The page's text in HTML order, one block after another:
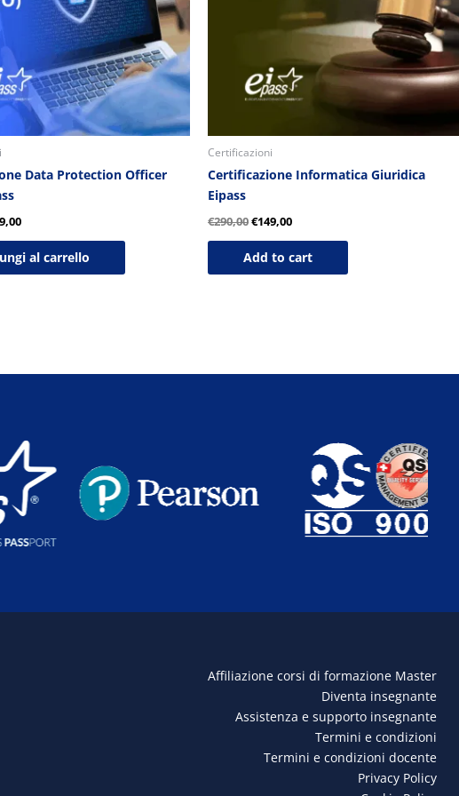
Data Protection Officer
al carrello
Certificazioni
Certificazione Informatica Giuridica
Eipass
€290,00€149,00
Add to cart
Affiliazione corsi di formazione Master
Diventa insegnante
Assistenza e supporto insegnante
Termini e condizioni
Termini e condizioni docente
Privacy Policy